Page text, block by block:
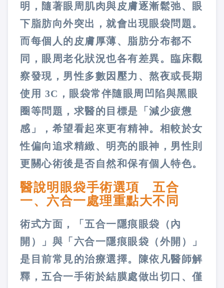
明，隨著眼周肌肉與皮膚逐漸鬆弛、眼
下脂肪向外突出，就會出現眼袋問題。
而每個人的皮膚厚薄、脂肪分布都不
同，眼周老化狀況也各有差異。臨床觀
察發現，男性多數因壓力、熬夜或長期
使用 3C，眼袋常伴隨眼周凹陷與黑眼
圈等問題，求醫的目標是「減少疲憊
感」，希望看起來更有精神。相較於女
性偏向追求精緻、明亮的眼神，男性則
更關心術後是否自然和保有個人特色。
醫說明眼袋手術選項 五合
一、六合一處理重點大不同
術式方面，「五合一隱痕眼袋（內
開）」與「六合一隱痕眼袋（外開）」
是目前常見的治療選擇。陳依凡醫師解
釋，五合一手術於結膜處做出切口、僅